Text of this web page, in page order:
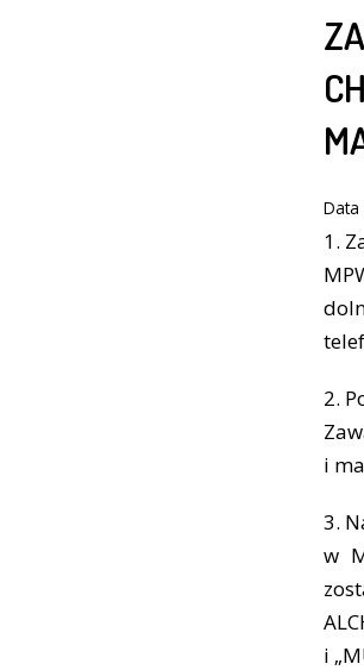
Data
1.
2.
i
3.
w
i